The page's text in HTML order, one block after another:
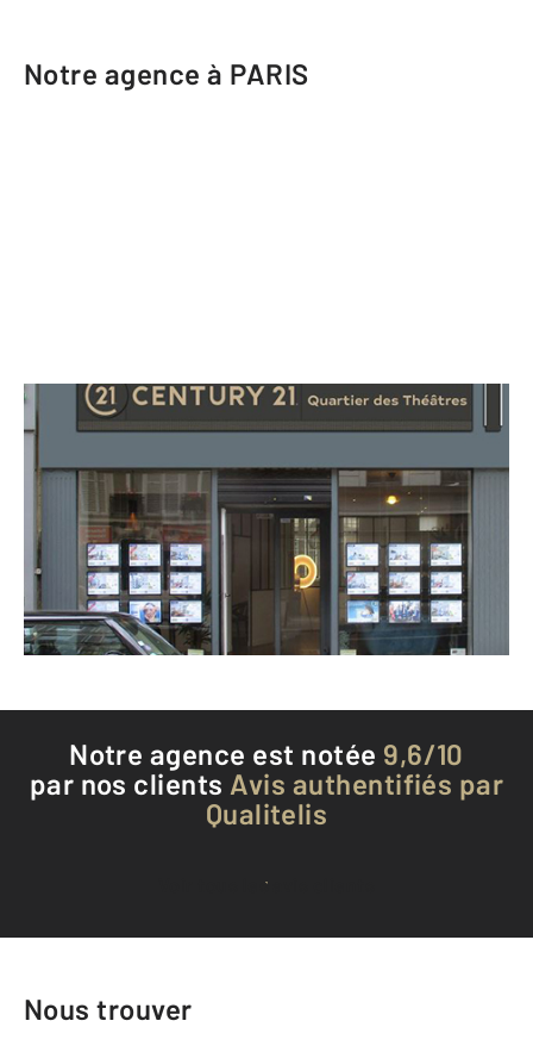
Notre agence à PARIS
CENTURY 21 Quartier des Théâtres
73 rue de Clichy
PARIS - 75009
Envoyer un message
Téléphoner à l'agence
Notre agence est notée 9,6/10
par nos clients Avis authentifiés par
Qualitelis
Voir tous les avis clients
Nous trouver